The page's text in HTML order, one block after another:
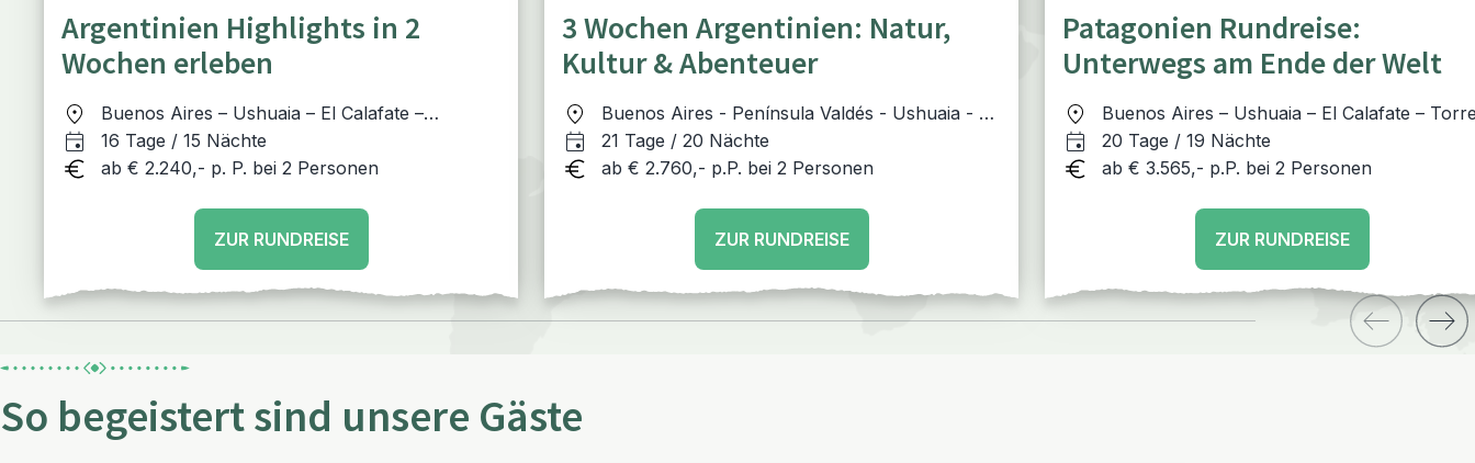
Argentinien Highlights in 2
Wochen erleben
Buenos Aires – Ushuaia – El Calafate –
Bariloche – Puerto Iguazú
16 Tage / 15 Nächte
ab € 2.240,- p. P. bei 2 Personen
ZUR RUNDREISE
3 Wochen Argentinien: Natur,
Kultur & Abenteuer
Buenos Aires - Península Valdés - Ushuaia - El
Calafate - El Chaltén - Bariloche - Puerto
Iguazú
21 Tage / 20 Nächte
ab € 2.760,- p.P. bei 2 Personen
ZUR RUNDREISE
Patagonien Rundreise:
Unterwegs am Ende der Welt
Buenos Aires – Ushuaia – El Calafate –
del Paine – Punta Arenas – Puerto Varas –
Bariloche – Península Valdés – Buenos Aires
20 Tage / 19 Nächte
ab € 3.565,- p.P. bei 2 Personen
ZUR RUNDREISE
So begeistert sind unsere Gäste